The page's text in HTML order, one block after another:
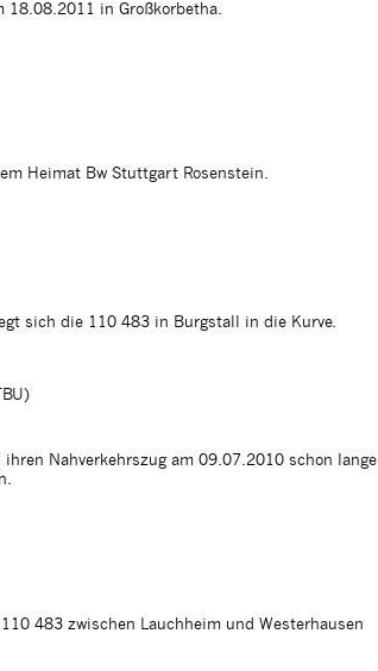
18.08.2011 in Großkorbetha.
Heimat Bw Stuttgart Rosenstein.
sich die 110 483 in Burgstall in die Kurve.
Nahverkehrszug am 09.07.2010 schon lange
483 zwischen Lauchheim und Westerhausen